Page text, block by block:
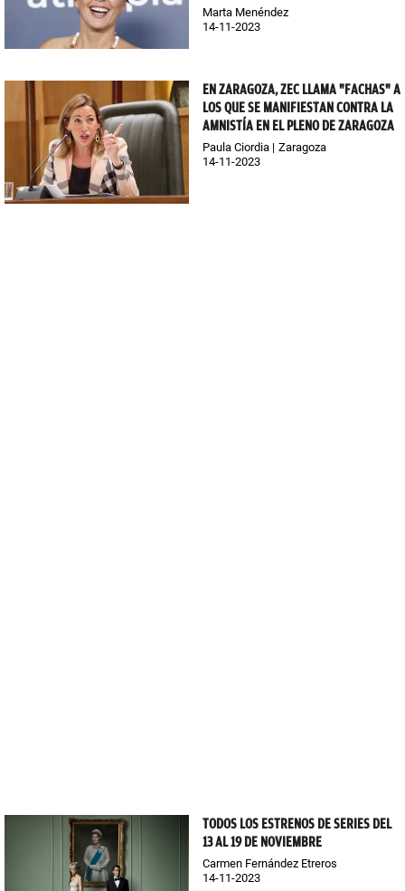
Marta Menéndez
14-11-2023
EN ZARAGOZA, ZEC LLAMA "FACHAS" A
LOS QUE SE MANIFIESTAN CONTRA LA
AMNISTÍA EN EL PLENO DE ZARAGOZA
Paula Ciordia
Zaragoza
14-11-2023
TODOS LOS ESTRENOS DE SERIES DEL
13 AL 19 DE NOVIEMBRE
Carmen Fernández Etreros
14-11-2023